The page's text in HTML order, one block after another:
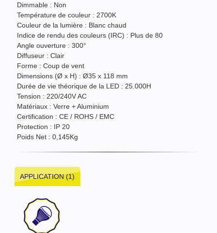
Dimmable : Non
Température de couleur : 2700K
Couleur de la lumière : Blanc chaud
Indice de rendu des couleurs (IRC) : Plus de 80
Angle ouverture : 300°
Diffuseur : Clair
Forme : Coup de vent
Dimensions (Ø x H) : Ø35 x 118 mm
Durée de vie théorique de la LED : 25.000H
Tension : 220/240V AC
Matériaux : Verre + Aluminium
Certification : CE / ROHS / EMC
Protection : IP 20
Poids Net : 0,145Kg
APPLICATION (1)